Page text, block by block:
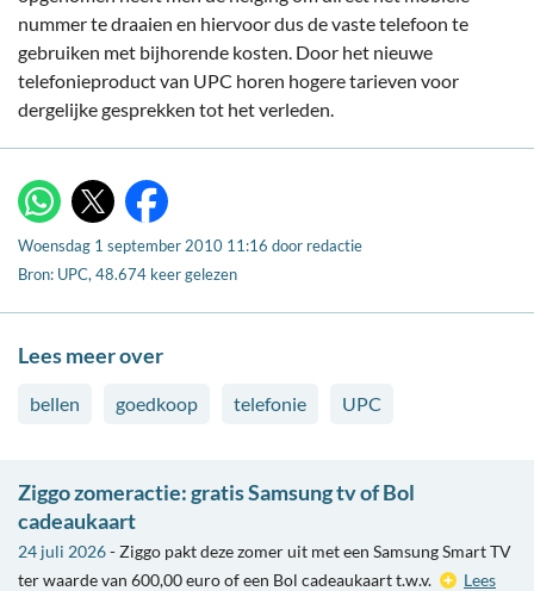
nummer te draaien en hiervoor dus de vaste telefoon te
gebruiken met bijhorende kosten. Door het nieuwe
telefonieproduct van UPC horen hogere tarieven voor
dergelijke gesprekken tot het verleden.
WhatsApp Facebook
Woensdag 1 september 2010 11:16 door redactie
Bron: UPC, 48.674 keer gelezen
Lees meer over
bellen goedkoop telefonie UPC
Ziggo zomeractie: gratis Samsung tv of Bol
cadeaukaart
24 juli 2026- Ziggo pakt deze zomer uit met een Samsung Smart TV
ter waarde van 600,00 euro of een Bol cadeaukaart t.w.v.
Lees